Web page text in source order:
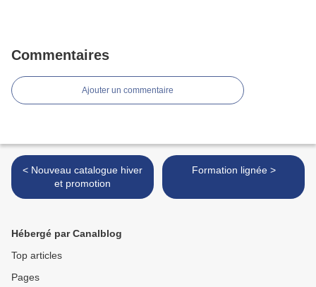
Commentaires
Ajouter un commentaire
< Nouveau catalogue hiver
et promotion
Formation lignée >
Hébergé par Canalblog
Top articles
Pages